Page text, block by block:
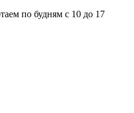
по будням с 10 до 17